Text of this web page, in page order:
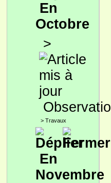
En
Octobre
>
> Travaux
En
Novembre